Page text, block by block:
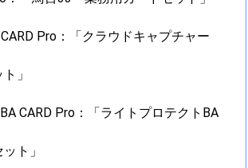
Pro：「クラウドキャプチャー
」
CARD Pro：「ライトプロテクトBA
ト」